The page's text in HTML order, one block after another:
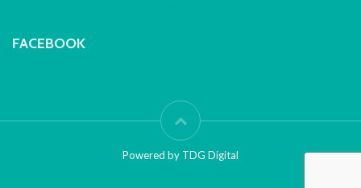
FACEBOOK
Powered by TDG Digital